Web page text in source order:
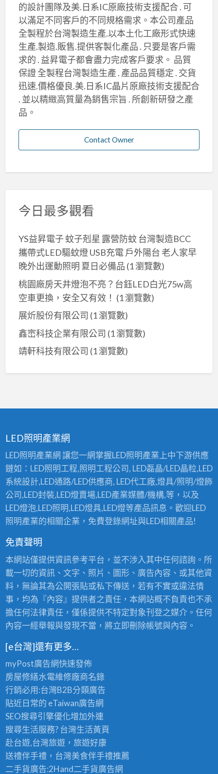
的設計團隊及美.日系IC原廠技術支援配合 . 可
以滿足不同客戶的不同規格需求。本公司產品
全製程於台灣製造生產.以本土化工廠形式快速
生產.製造.販售.提供客製化產品 . 只要是客戶需
求的 . 益昇電子都會盡力完成客戶要求。 品質
保證 全製程台灣製造生產 . 產品品質穩定 . 交貨
迅速.價格優良.美.日系IC晶片原廠技術支援配合
. 並以精緻高質量為銷售宗旨 . 所創新研發之產
品。
Contact Owner
今日最多觀看
YS益昇電子 蚊子剋星 露營防蚊 台灣製造BCC
攜帶式LED驅蚊燈 USB充電 戶外陽台 老人家早
晚外出運動照明 夏日必備品 (1 瀏覽數)
桃園廠房天井燈泡不亮？台鈺LED白光75w高
空車更換，安全又有效！ (1 瀏覽數)
展炘股份有限公司 (1 瀏覽數)
鑫崈科技企業有限公司 (1 瀏覽數)
靖軒科技有限公司 (1 瀏覽數)
LED照明產業網
LED照明產業網 讓您一網掌握LED照明產業上中下游供應
鏈如：LED照明工程,照明工程公司, LED磊晶/LED晶粒,LED
系統設計,LED通路/LED供應商, LED代工廠,燈具/照明/燈飾
公司,LED封裝,LED燈賣場,LED產業媒體/機構,等，以及
LED燈泡,LED照明,LED燈具,LED燈等產品訊息。歡迎LED
照明產業的相關企業，免費登錄網址與LED相關產品!
免責聲明
本網站僅提供資訊參考平台，並不涉入其中任何諮詢。所
載一切的資訊、文字、照片、圖形、廣告內容、或其他資
料，無論其為公開張貼或私下傳送，若有不實或違法情
事，均為『內容』提供者之責任，本網站概不負責也不承
擔任何法律責任，僅係提供不特定對象刊登之媒介。任何
內容一經舉報與發現不當，將立即刪除帳號與內容。
[e台灣]還有更多…
myPost廣告網快速發佈
房屋修繕水電維修廠商名錄
行銷必用:台灣B2B分類廣告
貼近日常的 eTaiwan廣告網
SEO搜尋引擎優化增加外連
搜尋生活服務? 台灣生活黃頁
赴台遊,台灣旅遊，旅遊好康
送禮伴手禮，台灣美食伴手禮推薦
二手貨廣告:2Hand二手貨廣告網